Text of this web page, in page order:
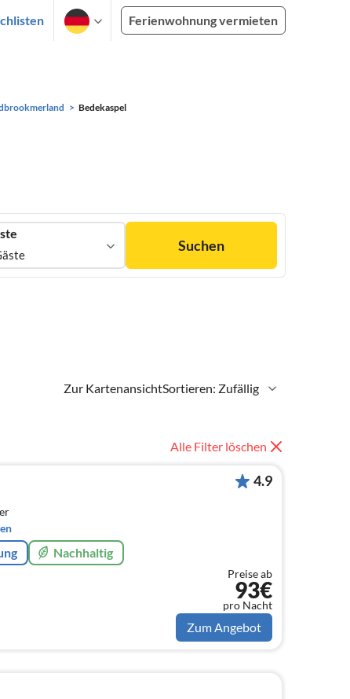
Ferienwohnung vermieten
Bedekaspel
Suchen
Zur KartenansichtSortieren: Zufällig
Alle Filter löschen
Nachhaltig
4.9
Preise ab
93€
pro Nacht
Zum Angebot